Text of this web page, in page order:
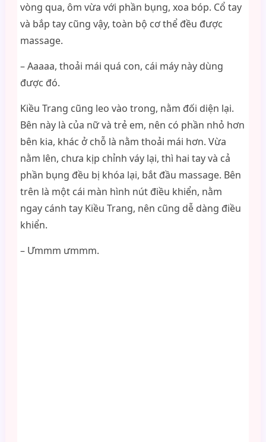
vòng qua, ôm vừa với phần bụng, xoa bóp. Cổ tay
và bắp tay cũng vậy, toàn bộ cơ thể đều được
massage.
– Aaaaa, thoải mái quá con, cái máy này dùng
được đó.
Kiều Trang cũng leo vào trong, nằm đối diện lại.
Bên này là của nữ và trẻ em, nên có phần nhỏ hơn
bên kia, khác ở chỗ là nằm thoải mái hơn. Vừa
nằm lên, chưa kịp chỉnh váy lại, thì hai tay và cả
phần bụng đều bị khóa lại, bắt đầu massage. Bên
trên là một cái màn hình nút điều khiển, nằm
ngay cánh tay Kiều Trang, nên cũng dễ dàng điều
khiển.
– Ưmmm ưmmm.